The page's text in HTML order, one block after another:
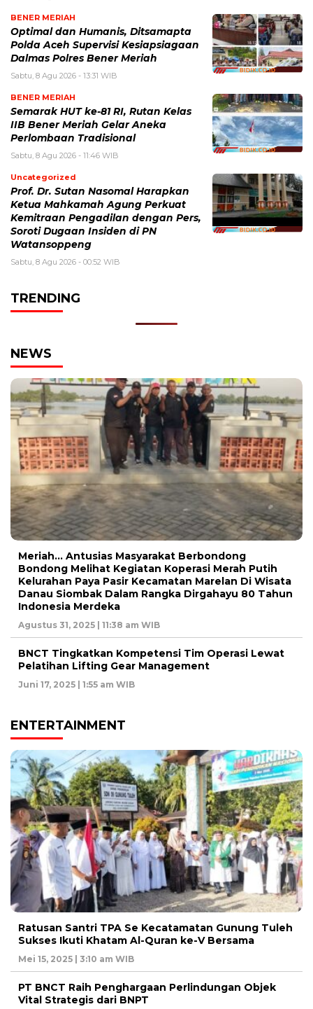
BENER MERIAH
Optimal dan Humanis, Ditsamapta
Polda Aceh Supervisi Kesiapsiagaan
Dalmas Polres Bener Meriah
Sabtu, 8 Agu 2026 - 13:31 WIB
BENER MERIAH
Semarak HUT ke-81 RI, Rutan Kelas
IIB Bener Meriah Gelar Aneka
Perlombaan Tradisional
Sabtu, 8 Agu 2026 - 11:46 WIB
Uncategorized
Prof. Dr. Sutan Nasomal Harapkan
Ketua Mahkamah Agung Perkuat
Kemitraan Pengadilan dengan Pers,
Soroti Dugaan Insiden di PN
Watansoppeng
Sabtu, 8 Agu 2026 - 00:52 WIB
TRENDING
NEWS
Meriah… Antusias Masyarakat Berbondong
Bondong Melihat Kegiatan Koperasi Merah Putih
Kelurahan Paya Pasir Kecamatan Marelan Di Wisata
Danau Siombak Dalam Rangka Dirgahayu 80 Tahun
Indonesia Merdeka
Agustus 31, 2025 | 11:38 am WIB
BNCT Tingkatkan Kompetensi Tim Operasi Lewat
Pelatihan Lifting Gear Management
Juni 17, 2025 | 1:55 am WIB
ENTERTAINMENT
Ratusan Santri TPA Se Kecatamatan Gunung Tuleh
Sukses Ikuti Khatam Al-Quran ke-V Bersama
Mei 15, 2025 | 3:10 am WIB
PT BNCT Raih Penghargaan Perlindungan Objek
Vital Strategis dari BNPT